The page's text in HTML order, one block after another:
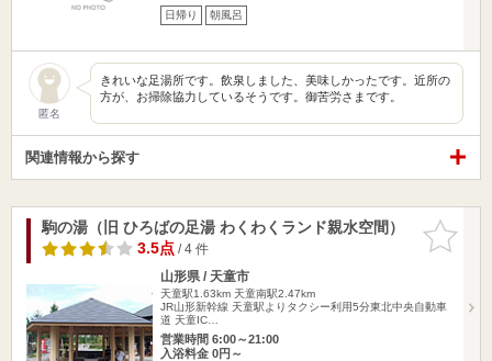
日帰り 朝風呂
匿名
きれいな足湯所です。飲泉しました、美味しかったです。近所の
方が、お掃除協力しているそうです。御苦労さまです。
関連情報から探す
お気に入
りに追加
駒の湯（旧 ひろばの足湯 わくわくランド親水空間）
3.5点/ 4 件
山形県 / 天童市
天童駅1.63km 天童南駅2.47km
JR山形新幹線 天童駅よりタクシー利用5分東北中央自動車
道 天童IC…
営業時間 6:00～21:00
入浴料金 0円～